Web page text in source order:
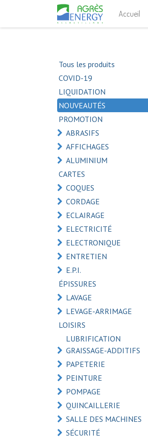
Accueil
Tous les produits
COVID-19
LIQUIDATION
NOUVEAUTÉS
PROMOTION
ABRASIFS
AFFICHAGES
ALUMINIUM
CARTES
COQUES
CORDAGE
ECLAIRAGE
ELECTRICITÉ
ELECTRONIQUE
ENTRETIEN
E.P.I.
ÉPISSURES
LAVAGE
LEVAGE-ARRIMAGE
LOISIRS
LUBRIFICATION
GRAISSAGE-ADDITIFS
PAPETERIE
PEINTURE
POMPAGE
QUINCAILLERIE
SALLE DES MACHINES
SÉCURITÉ